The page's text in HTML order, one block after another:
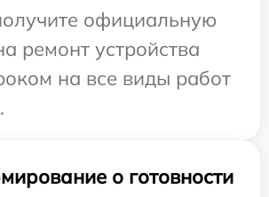
официальную
ремонт устройства
на все виды работ
о готовности